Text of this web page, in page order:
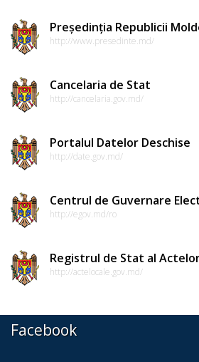
Agenți
economici
Agenți
economici
Articole
Proiecte
Proiecte
Finalizate
proces
de
Președinția Republicii
http://www.presedinte.md/
Cancelaria de Stat
http://cancelaria.gov.md/
Portalul Datelor Deschise
http://date.gov.md/
Centrul de Guvernare
http://egov.md/ro
Registrul de Stat al
http://actelocale.gov.md/
Facebook